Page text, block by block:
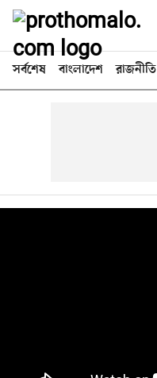
সর্বশেষ বাংলাদেশ রাজনীতি